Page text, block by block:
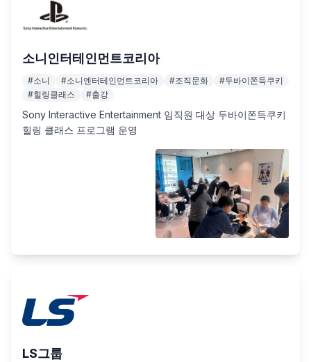
소니인터테인먼트코리아
#소니 #소니엔터테인먼트코리아 #조직문화 #두바이쫀득쿠키
#힐링클래스 #출강
Sony Interactive Entertainment 임직원 대상 두바이쫀득쿠키
힐링 클래스 프로그램 운영
LS그룹